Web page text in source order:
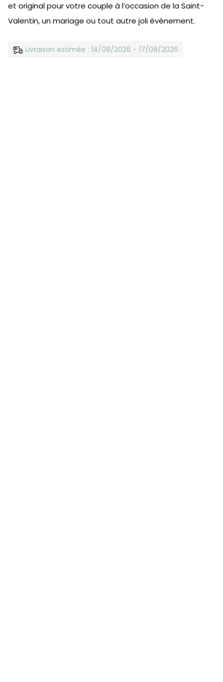
et original pour votre couple à l’occasion de la Saint-
Valentin, un mariage ou tout autre joli évènement.
Livraison estimée : 14/08/2026 - 17/08/2026